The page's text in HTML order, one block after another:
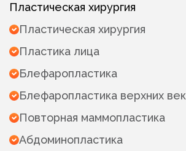
Пластическая хирургия
Пластическая хирургия
Пластика лица
Блефаропластика
Блефаропластика верхних век
Повторная маммопластика
Абдоминопластика